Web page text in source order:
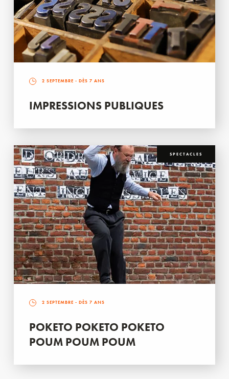
2 SEPTEMBRE - DÈS 7 ANS
IMPRESSIONS PUBLIQUES
SPECTACLES
2 SEPTEMBRE - DÈS 7 ANS
POKETO POKETO POKETO
POUM POUM POUM